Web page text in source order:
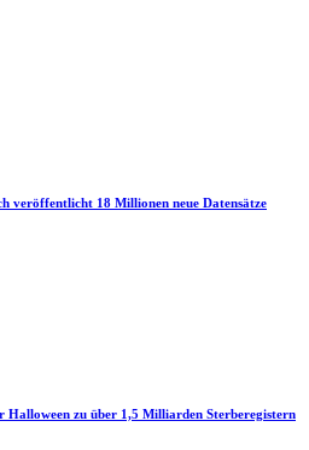
veröffentlicht 18 Millionen neue Datensätze
zu über 1,5 Milliarden Sterberegistern